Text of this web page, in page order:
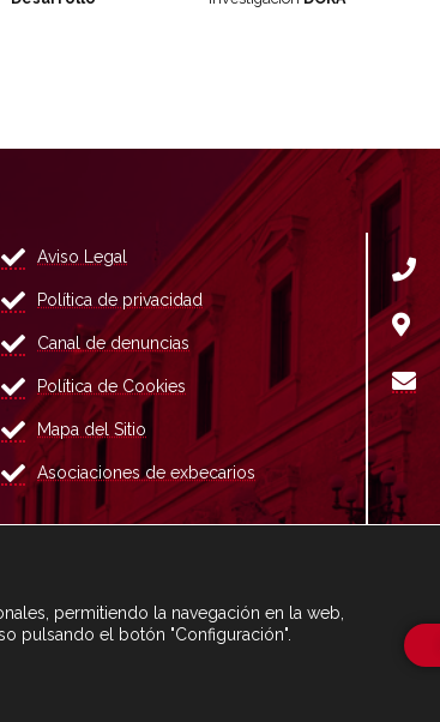
Aviso Legal
Política de privacidad
Canal de denuncias
Política de Cookies
Mapa del Sitio
Asociaciones de exbecarios
permitiendo la navegación en la web,
pulsando el botón "Configuración".